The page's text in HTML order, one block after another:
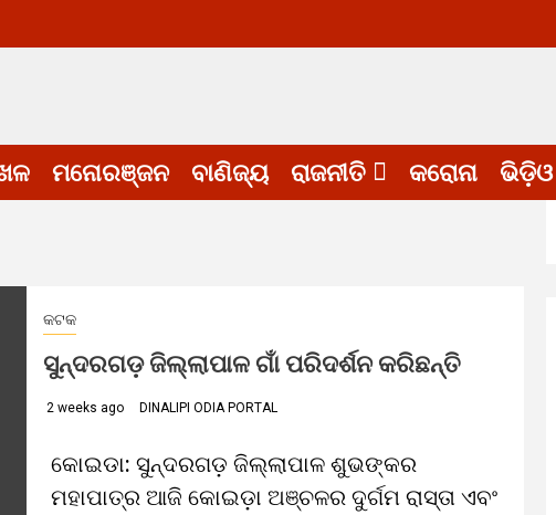
ମନୋରଞ୍ଜନ ବାଣିଜ୍ୟ ରାଜନୀତି କରୋନା ଭିଡ଼ିଓ
କଟକ
ସୁନ୍ଦରଗଡ଼ ଜିଲ୍ଲାପାଳ ଗାଁ ପରିଦର୍ଶନ କରିଛନ୍ତି
2 weeks ago DINALIPI ODIA PORTAL
କୋଇଡା: ସୁନ୍ଦରଗଡ଼ ଜିଲ୍ଲାପାଳ ଶୁଭଙ୍କର
ମହାପାତ୍ର ଆଜି କୋଇଡ଼ା ଅଞ୍ଚଳର ଦୁର୍ଗମ ରାସ୍ତା ଏବଂ